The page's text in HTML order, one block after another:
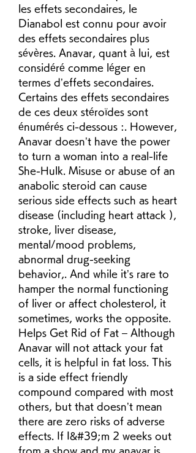
les effets secondaires, le
Dianabol est connu pour avoir
des effets secondaires plus
sévères. Anavar, quant à lui, est
considéré comme léger en
termes d’effets secondaires.
Certains des effets secondaires
de ces deux stéroïdes sont
énumérés ci-dessous :. However,
Anavar doesn’t have the power
to turn a woman into a real-life
She-Hulk. Misuse or abuse of an
anabolic steroid can cause
serious side effects such as heart
disease (including heart attack ),
stroke, liver disease,
mental/mood problems,
abnormal drug-seeking
behavior,. And while it’s rare to
hamper the normal functioning
of liver or affect cholesterol, it
sometimes, works the opposite.
Helps Get Rid of Fat – Although
Anavar will not attack your fat
cells, it is helpful in fat loss. This
is a side effect friendly
compound compared with most
others, but that doesn’t mean
there are zero risks of adverse
effects. If I&#39;m 2 weeks out
from a show and my anavar is